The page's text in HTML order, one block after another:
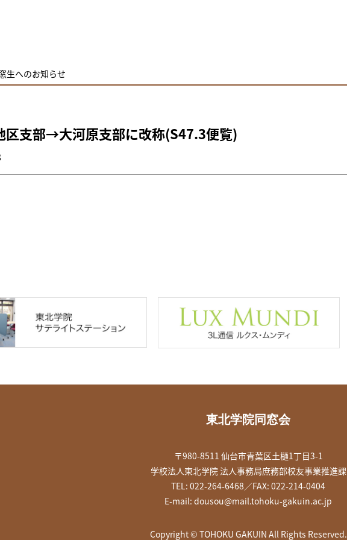
生へのお知らせ
区支部→大河原支部に改称(S47.3便覧)
東北学院同窓会
〒980-8511 仙台市青葉区土樋1丁目3-1
学校法人東北学院 法人事務局庶務部校友事業推進課
TEL: 022-264-6468／FAX: 022-214-0404
E-mail: dousou@mail.tohoku-gakuin.ac.jp
Copyright © TOHOKU GAKUIN All Rights Reserved.